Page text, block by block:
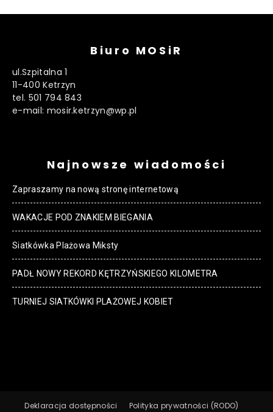
Biuro MOSiR
ul.Szpitalna 1
11-400 Ketrzyn
tel. 501 794 843
e-mail: mosir.ketrzyn@wp.pl
Najnowsze wiadomości
Zapraszamy na nową stronę internetową
WAKACJE POD ZNAKIEM BIEGANIA
Siatkówka Plażowa Miksty
PADŁ NOWY REKORD KĘTRZYŃSKIEGO KILOMETRA
TURNIEJ SIATKÓWKI PLAŻOWEJ KOBIET
Deklaracja dostępności Polityka prywatności (RODO)